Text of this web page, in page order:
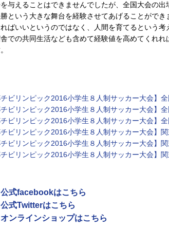
与えることはできませんでしたが、全国大会の
という大きな舞台を経験させてあげることができ
ばいいというのではなく、人間を育てるという
での共同生活なども含めて経験値を高めてくれ
チビリンピック2016小学生８人制サッカー大会】
チビリンピック2016小学生８人制サッカー大会】
チビリンピック2016小学生８人制サッカー大会】
チビリンピック2016小学生８人制サッカー大会】
チビリンピック2016小学生８人制サッカー大会】
チビリンピック2016小学生８人制サッカー大会】
式facebookはこちら
式Twitterはこちら
ンラインショップはこちら